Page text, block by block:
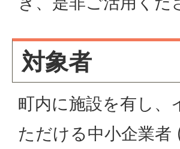
対象者
町内に施設を有し
ただける中小企業者